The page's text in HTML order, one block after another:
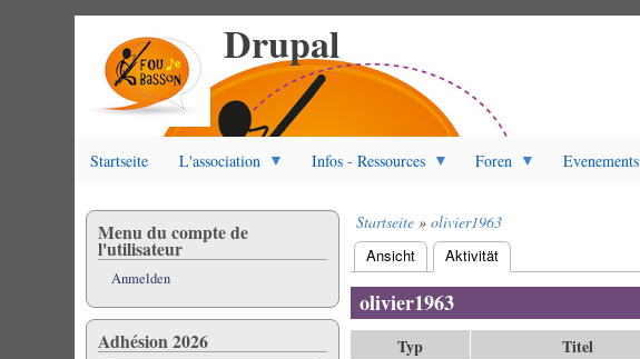
Drupal
Startseite L'association Infos - Ressources Foren Evenements
Pfadnavigation
Startseite olivier1963
Primäre
Reiter
Ansicht Aktivität
olivier1963
Typ Titel
Menu du compte de
l'utilisateur
Anmelden
Adhésion 2026